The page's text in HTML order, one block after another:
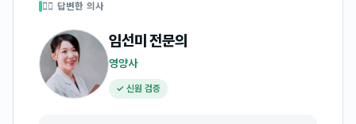
👩‍⚕️ 답변한 의사
임선미전문의
영양사
✓ 신원 검증